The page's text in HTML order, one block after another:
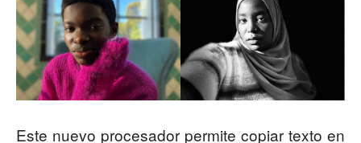
Este nuevo procesador permite copiar texto en